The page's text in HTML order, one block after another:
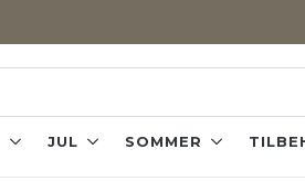
JUL SOMMER